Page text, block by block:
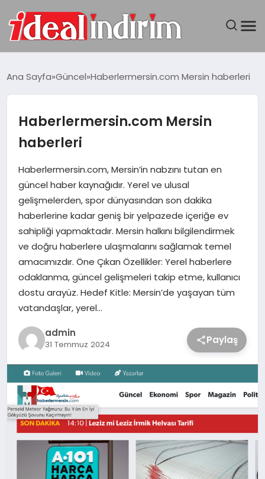
BILGISAYAR
DÜNYA
TEKNOLOJI
YAŞAM
Ana Sayfa Güncel Haberlermersin.com Mersin haberleri
Haberlermersin.com Mersin
haberleri
Haberlermersin.com, Mersin’in nabzını tutan en
güncel haber kaynağıdır. Yerel ve ulusal
gelişmelerden, spor dünyasından son dakika
haberlerine kadar geniş bir yelpazede içeriğe ev
sahipliği yapmaktadır. Mersin halkını bilgilendirmek
ve doğru haberlere ulaşmalarını sağlamak temel
amacımızdır. Öne Çıkan Özellikler: Yerel haberlere
odaklanma, güncel gelişmeleri takip etme, kullanıcı
dostu arayüz. Hedef Kitle: Mersin’de yaşayan tüm
vatandaşlar, yerel…
admin
31 Temmuz 2024 Paylaş